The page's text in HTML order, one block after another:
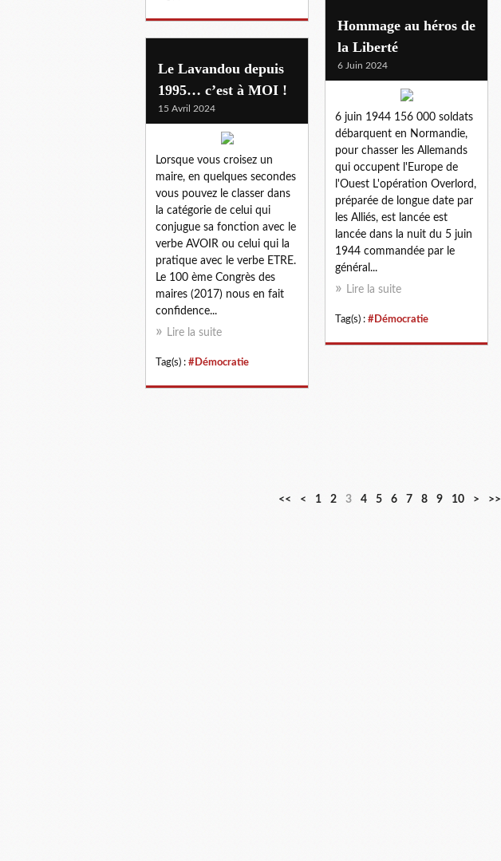
Hommage au héros de
la Liberté
6 Juin 2024
6 juin 1944 156 000 soldats
débarquent en Normandie,
pour chasser les Allemands
qui occupent l'Europe de
l'Ouest L'opération Overlord,
préparée de longue date par
les Alliés, est lancée est
lancée dans la nuit du 5 juin
1944 commandée par le
général...
Lire la suite
Tag(s) : #Démocratie
Le Lavandou depuis
1995… c’est à MOI !
15 Avril 2024
Lorsque vous croisez un
maire, en quelques secondes
vous pouvez le classer dans
la catégorie de celui qui
conjugue sa fonction avec le
verbe AVOIR ou celui qui la
pratique avec le verbe ETRE.
Le 100 ème Congrès des
maires (2017) nous en fait
confidence...
Lire la suite
Tag(s) : #Démocratie
<< < 1 2 3 4 5 6 7 8 9 10
2
> >>